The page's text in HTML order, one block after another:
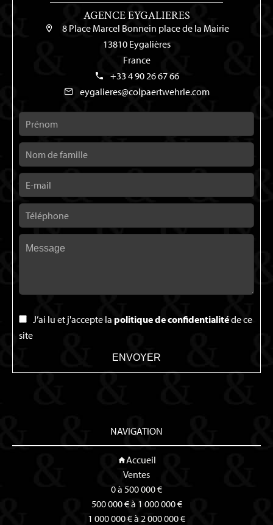
AGENCE EYGALIERES
8 Place Marcel Bonnein place de la Mairie
13810 Eygalières
France
+33 4 90 26 67 66
eygalieres@colpaertwehrle.com
J’ai lu et j'accepte la politique de confidentialitéde ce
site
ENVOYER
NAVIGATION
Accueil
Ventes
0 à 500 000 €
500 000 € à 1 000 000 €
1 000 000 € à 2 000 000 €